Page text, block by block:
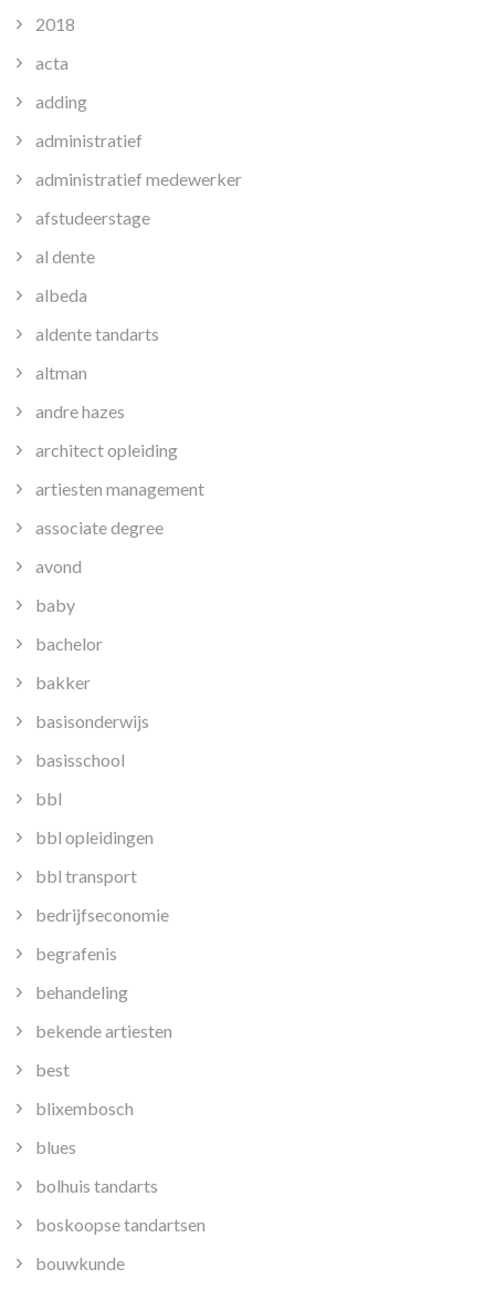
2018
acta
adding
administratief
administratief medewerker
afstudeerstage
al dente
albeda
aldente tandarts
altman
andre hazes
architect opleiding
artiesten management
associate degree
avond
baby
bachelor
bakker
basisonderwijs
basisschool
bbl
bbl opleidingen
bbl transport
bedrijfseconomie
begrafenis
behandeling
bekende artiesten
best
blixembosch
blues
bolhuis tandarts
boskoopse tandartsen
bouwkunde